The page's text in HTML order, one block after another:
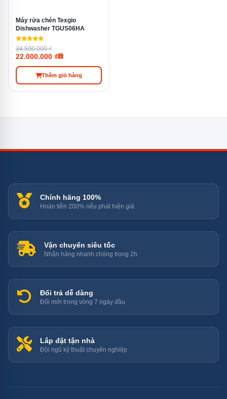
Máy rửa chén Texgio
Dishwasher TGUS06HA
34.590.000 ₫
22.000.000 ₫
Thêm giỏ hàng
Chính hãng 100%
Hoàn tiền 200% nếu phát hiện giả
Vận chuyển siêu tốc
Nhận hàng nhanh chóng trong 2h
Đổi trả dễ dàng
Đổi mới trong vòng 7 ngày đầu
Lắp đặt tận nhà
Đội ngũ kỹ thuật chuyên nghiệp